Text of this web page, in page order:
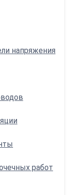
напряжения
работ